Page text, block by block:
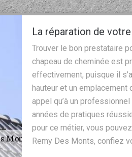
La réparation de
Trouver le bon prestataire
chapeau de cheminée est
effectivement, puisque il
hauteur et un
appel qu’à un
années de pratiques
pour ce métier, vous
Remy Des Monts, confiez